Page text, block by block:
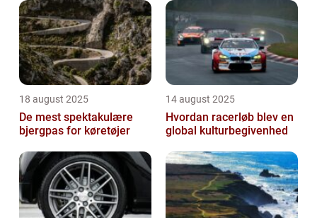
18 august 2025
De mest spektakulære
bjergpas for køretøjer
14 august 2025
Hvordan racerløb blev en
global kulturbegivenhed